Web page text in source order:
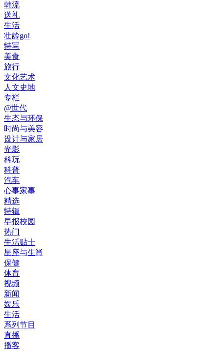
韩流
送礼
生活
壮龄go!
特写
美食
旅行
文化艺术
人文史地
专栏
@世代
生态与环保
时尚与美容
设计与家居
光影
科玩
科普
汽车
心事家事
精选
特辑
早报校园
热门
生活贴士
星座与生肖
保健
体育
视频
新闻
娱乐
生活
系列节目
直播
播客